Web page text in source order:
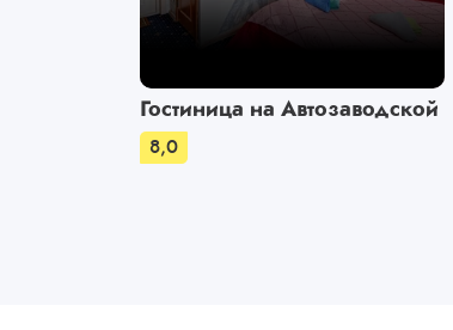
Гостиница на Автозаводской
8,0